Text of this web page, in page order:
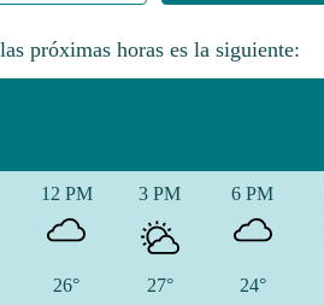
próximas horas es la siguiente:
12 PM
26°
3 PM
27°
6 PM
24°